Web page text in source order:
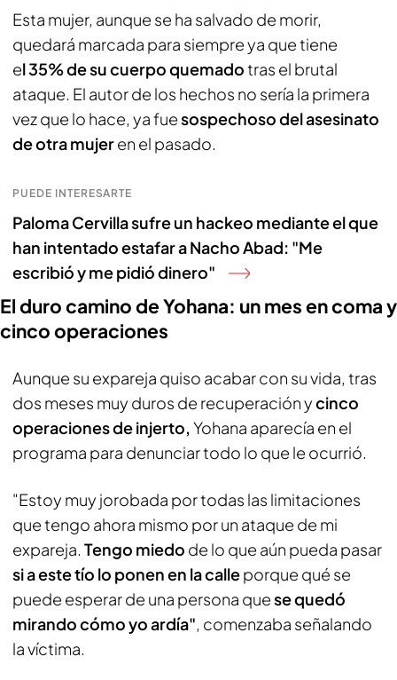
Esta mujer, aunque se ha salvado de morir,
quedará marcada para siempre ya que tiene
el 35% de su cuerpo quemadotras el brutal
ataque. El autor de los hechos no sería la primera
vez que lo hace, ya fuesospechoso del asesinato
de otra mujeren el pasado.
PUEDE INTERESARTE
Paloma Cervilla sufre un hackeo mediante el que
han intentado estafar a Nacho Abad: "Me
escribió y me pidió dinero"
El duro camino de Yohana: un mes en coma y
cinco operaciones
Aunque su expareja quiso acabar con su vida, tras
dos meses muy duros de recuperación ycinco
operaciones de injerto,Yohana aparecía en el
programa para denunciar todo lo que le ocurrió.
"Estoy muy jorobada por todas las limitaciones
que tengo ahora mismo por un ataque de mi
expareja. Tengo miedo de lo que aún pueda pasar
si a este tío lo ponen en la calleporque qué se
puede esperar de una persona quese quedó
mirando cómo yo ardía", comenzaba señalando
la víctima.